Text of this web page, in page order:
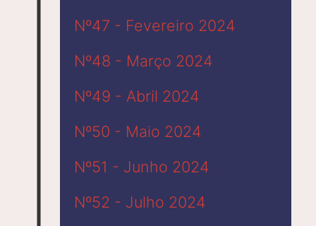
Nº47 - Fevereiro 2024
Nº48 - Março 2024
Nº49 - Abril 2024
Nº50 - Maio 2024
Nº51 - Junho 2024
Nº52 - Julho 2024